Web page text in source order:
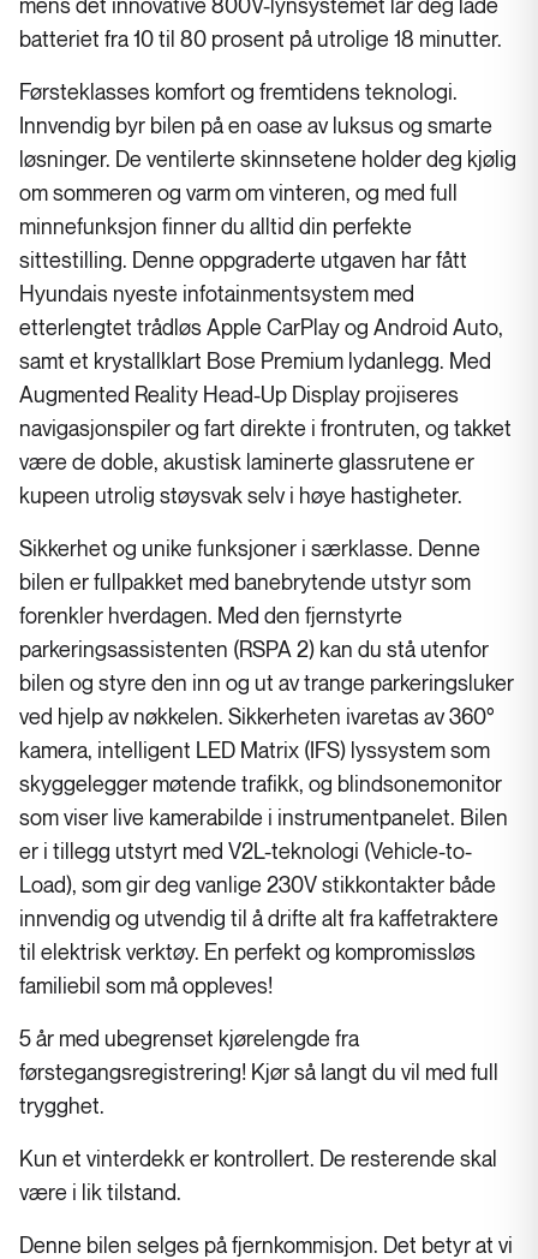
mens det innovative 800V-lynsystemet lar deg lade
batteriet fra 10 til 80 prosent på utrolige 18 minutter.
Førsteklasses komfort og fremtidens teknologi.
Innvendig byr bilen på en oase av luksus og smarte
løsninger. De ventilerte skinnsetene holder deg kjølig
om sommeren og varm om vinteren, og med full
minnefunksjon finner du alltid din perfekte
sittestilling. Denne oppgraderte utgaven har fått
Hyundais nyeste infotainmentsystem med
etterlengtet trådløs Apple CarPlay og Android Auto,
samt et krystallklart Bose Premium lydanlegg. Med
Augmented Reality Head-Up Display projiseres
navigasjonspiler og fart direkte i frontruten, og takket
være de doble, akustisk laminerte glassrutene er
kupeen utrolig støysvak selv i høye hastigheter.
Sikkerhet og unike funksjoner i særklasse. Denne
bilen er fullpakket med banebrytende utstyr som
forenkler hverdagen. Med den fjernstyrte
parkeringsassistenten (RSPA 2) kan du stå utenfor
bilen og styre den inn og ut av trange parkeringsluker
ved hjelp av nøkkelen. Sikkerheten ivaretas av 360°
kamera, intelligent LED Matrix (IFS) lyssystem som
skyggelegger møtende trafikk, og blindsonemonitor
som viser live kamerabilde i instrumentpanelet. Bilen
er i tillegg utstyrt med V2L-teknologi (Vehicle-to-
Load), som gir deg vanlige 230V stikkontakter både
innvendig og utvendig til å drifte alt fra kaffetraktere
til elektrisk verktøy. En perfekt og kompromissløs
familiebil som må oppleves!
5 år med ubegrenset kjørelengde fra
førstegangsregistrering! Kjør så langt du vil med full
trygghet.
Kun et vinterdekk er kontrollert. De resterende skal
være i lik tilstand.
Denne bilen selges på fjernkommisjon. Det betyr at vi